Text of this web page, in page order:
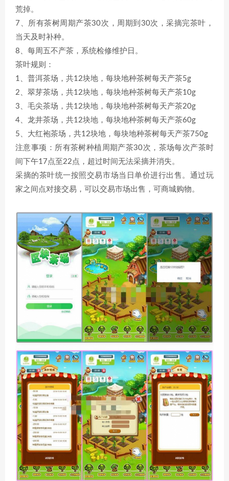
荒掉。
7、所有茶树周期产茶30次，周期到30次，采摘完茶叶，
当天及时补种。
8、每周五不产茶，系统检修维护日。
茶叶规则：
1、普洱茶场，共12块地，每块地种茶树每天产茶5g
2、翠芽茶场，共12块地，每块地种茶树每天产茶10g
3、毛尖茶场，共12块地，每块地种茶树每天产茶20g
4、龙井茶场，共12块地，每块地种茶树每天产茶60g
5、大红袍茶场，共12块地，每块地种茶树每天产茶750g
注意事项：所有茶树种植周期产茶30次，茶场每次产茶时
间下午17点至22点，超过时间无法采摘并消失。
采摘的茶叶统一按照交易市场当日单价进行出售。通过玩
家之间点对接交易，可以交易市场出售，可商城购物。